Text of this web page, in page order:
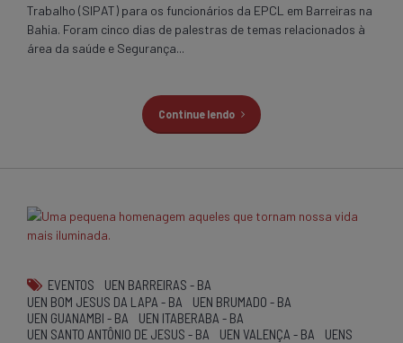
Trabalho (SIPAT) para os funcionários da EPCL em Barreiras na
Bahia. Foram cinco dias de palestras de temas relacionados à
área da saúde e Segurança...
Continue lendo
EVENTOS
UEN BARREIRAS - BA
UEN BOM JESUS DA LAPA - BA
UEN BRUMADO - BA
UEN GUANAMBI - BA
UEN ITABERABA - BA
UEN SANTO ANTÔNIO DE JESUS - BA
UEN VALENÇA - BA UENS